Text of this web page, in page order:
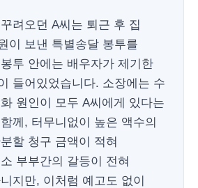
려오던 A씨는 퇴근 후 집
이 보낸 특별송달 봉투를
투 안에는 배우자가 제기한
들어있었습니다. 소장에는 수
원인이 모두 A씨에게 있다는
께, 터무니없이 높은 액수의
할 청구 금액이 적혀
부부간의 갈등이 전혀
지만, 이처럼 예고도 없이